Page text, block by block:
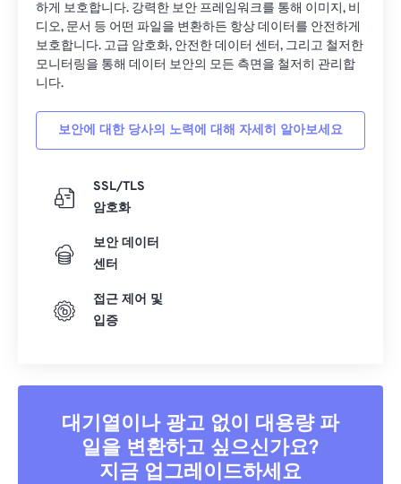
하게 보호합니다. 강력한 보안 프레임워크를 통해 이미지, 비
디오, 문서 등 어떤 파일을 변환하든 항상 데이터를 안전하게
보호합니다. 고급 암호화, 안전한 데이터 센터, 그리고 철저한
모니터링을 통해 데이터 보안의 모든 측면을 철저히 관리합
니다.
보안에 대한 당사의 노력에 대해 자세히 알아보세요
SSL/TLS
암호화
보안 데이터
센터
접근 제어 및
입증
대기열이나 광고 없이 대용량 파
일을 변환하고 싶으신가요?
지금 업그레이드하세요